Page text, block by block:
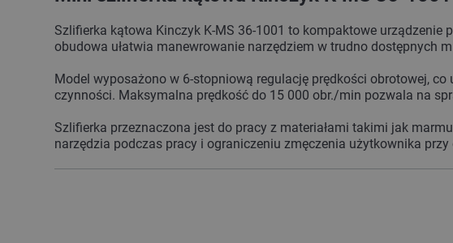
Szlifierka kątowa Kinczyk K-MS 36-1001 to kompaktowe
obudowa ułatwia manewrowanie narzędziem w trudno dostępnych
Model wyposażono w 6-stopniową regulację prędkości obrotowej,
czynności. Maksymalna prędkość do 15 000 obr./min pozwala na
Szlifierka przeznaczona jest do pracy z materiałami takimi jak
narzędzia podczas pracy i ograniczeniu zmęczenia użytkownika przy